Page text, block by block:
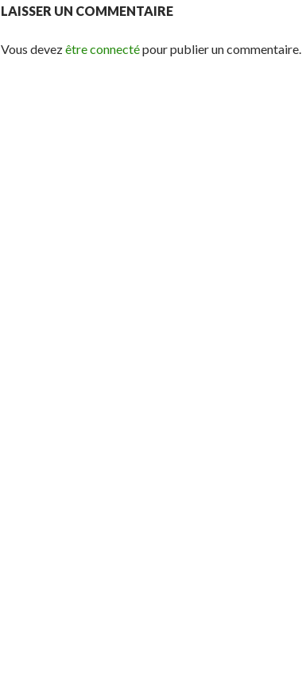
LAISSER UN COMMENTAIRE
Vous devezêtre connectépour publier un commentaire.